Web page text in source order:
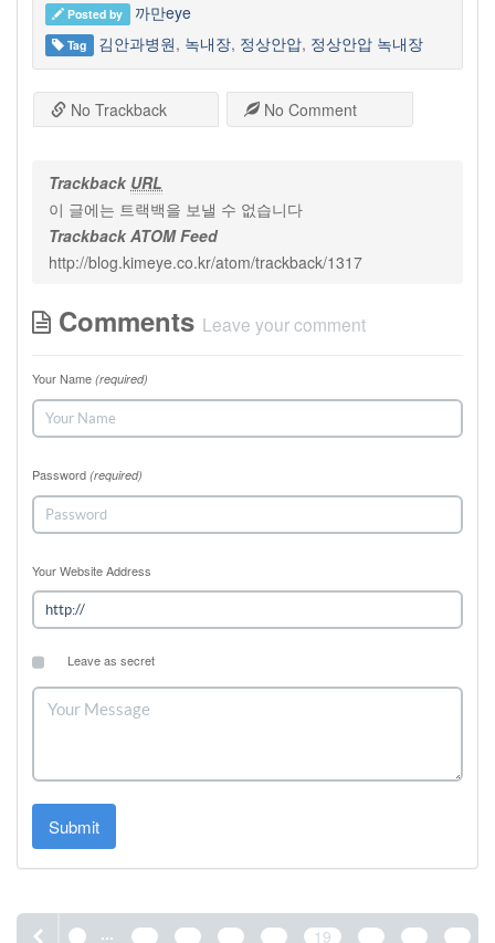
Posted by 까만eye
Tag 김안과병원, 녹내장, 정상안압, 정상안압 녹내장
No Trackback No Comment
Trackback URL
이 글에는 트랙백을 보낼 수 없습니다
Trackback ATOM Feed
http://blog.kimeye.co.kr/atom/trackback/1317
Comments Leave your comment
Your Name (required)
Password (required)
Your Website Address
Leave as secret
Submit
1 ... 15 16 17 18 19 20 21 22